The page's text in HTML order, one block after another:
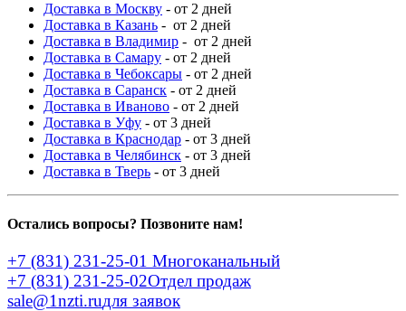
Доставка в Москву - от 2 дней
Доставка в Казань - от 2 дней
Доставка в Владимир - от 2 дней
Доставка в Самару - от 2 дней
Доставка в Чебоксары - от 2 дней
Доставка в Саранск - от 2 дней
Доставка в Иваново - от 2 дней
Доставка в Уфу - от 3 дней
Доставка в Краснодар - от 3 дней
Доставка в Челябинск - от 3 дней
Доставка в Тверь - от 3 дней
Остались вопросы? Позвоните нам!
+7 (831) 231-25-01 Многоканальный
+7 (831) 231-25-02Отдел продаж
sale@1nzti.ruдля заявок